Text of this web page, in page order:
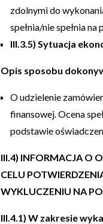
zdolnymi do
spełnia/nie spełnia
III.3.5) Sytuacja
Opis sposobu
O udzielenie
finansowej. Ocena
podstawie
III.4) INFORMACJA O
CELU
WYKLUCZENIU NA
III.4.1) W zakresie